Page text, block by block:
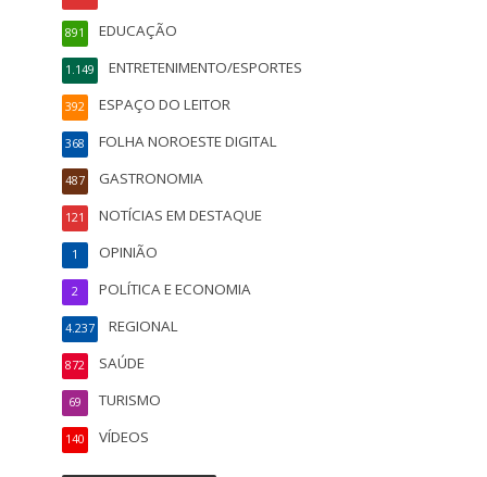
EDUCAÇÃO
891
ENTRETENIMENTO/ESPORTES
1.149
ESPAÇO DO LEITOR
392
FOLHA NOROESTE DIGITAL
368
GASTRONOMIA
487
NOTÍCIAS EM DESTAQUE
121
OPINIÃO
1
POLÍTICA E ECONOMIA
2
REGIONAL
4.237
SAÚDE
872
TURISMO
69
VÍDEOS
140